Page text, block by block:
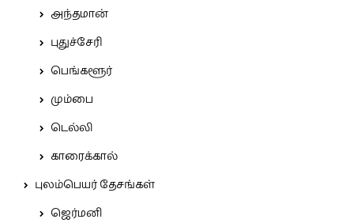
அந்தமான்
புதுச்சேரி
பெங்களூர்
மும்பை
டெல்லி
காரைக்கால்
புலம்பெயர் தேசங்கள்
ஜெர்மனி